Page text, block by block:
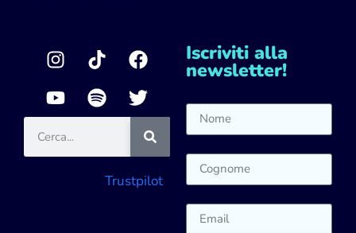
Trustpilot
Iscriviti alla
newsletter!